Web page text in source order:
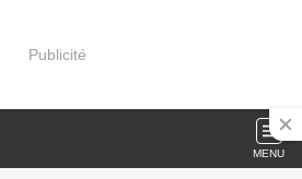
Publicité
MENU